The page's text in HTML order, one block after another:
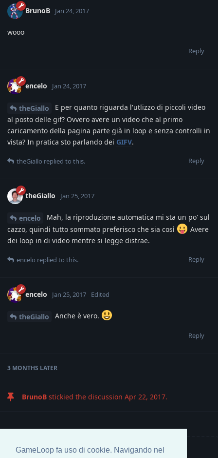
GameLoop fa uso di cookie. Navigando nel
BrunoB Jan 24, 2017
wooo
Reply
encelo Jan 24, 2017
theGiallo
E per quanto riguarda l'utlizzo di piccoli video
al posto delle gif? Ovvero avere un video che al primo
caricamento della pagina parte già in loop e senza controlli in
vista? In pratica sto parlando dei GIFV.
Reply
theGiallo replied to this.
theGiallo Jan 25, 2017
encelo
Mah, la riproduzione automatica mi sta un po' sul
cazzo, quindi tutto sommato preferisco che sia così
Avere
dei loop in di video mentre si legge distrae.
Reply
encelo replied to this.
encelo Jan 25, 2017 Edited
theGiallo Anche è vero.
Reply
3 MONTHS LATER
BrunoB stickied the discussion Apr 22, 2017.
Write a Reply...